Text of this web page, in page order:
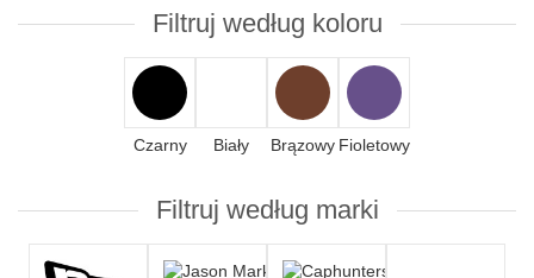
Filtruj według koloru
Czarny Biały Brązowy Fioletowy
Filtruj według marki